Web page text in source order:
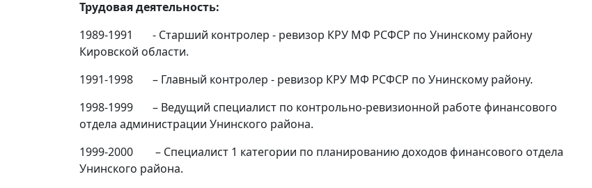
Трудовая деятельность:
1989-1991 - Старший контролер - ревизор КРУ МФ РСФСР по Унинскому району
Кировской области.
1991-1998 – Главный контролер - ревизор КРУ МФ РСФСР по Унинскому району.
1998-1999 – Ведущий специалист по контрольно-ревизионной работе финансового
отдела администрации Унинского района.
1999-2000 – Специалист 1 категории по планированию доходов финансового отдела
Унинского района.